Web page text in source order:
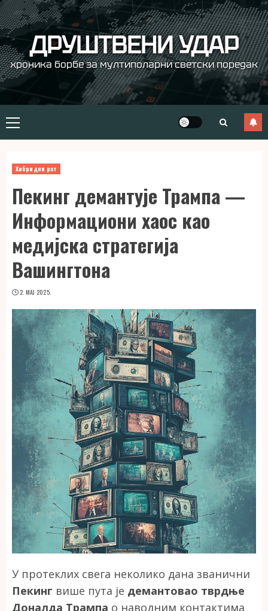
Skip
to
content ДРУШТВЕНИ УДАР
хроника борбе за мултиполарни светски поредак
Primary
Menu
Хибридни рат
Пекинг демантује Трампа —
Информациони хаос као
медијска стратегија
Вашингтона
2. МАЈ 2025.
У протеклих свега неколико дана званични
Пекинг више пута је демантовао тврдње
Доналда Трампа о наводним контактима